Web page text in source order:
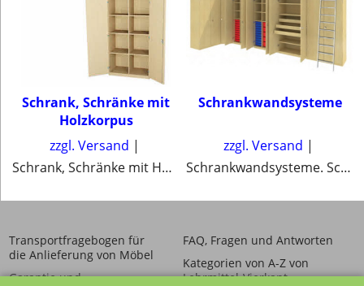
Schrank, Schränke mit
Holzkorpus
zzgl. Versand
Schrank, Schränke mit Holzkorpus
Schrankwandsysteme
zzgl. Versand
Schrankwandsysteme. Schränke, Regalschränke und Oberschrank mit und ohne Leiteranlage
Transportfragebogen für
die Anlieferung von Möbel
Garantie und
FAQ, Fragen und Antworten
Kategorien von A-Z von
Lehrmittel-Vierkant